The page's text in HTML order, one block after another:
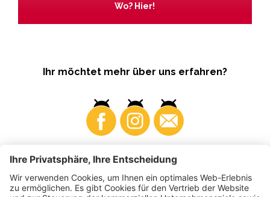
Wo? Hier!
Ihr möchtet mehr über uns erfahren?
Business Produzenten